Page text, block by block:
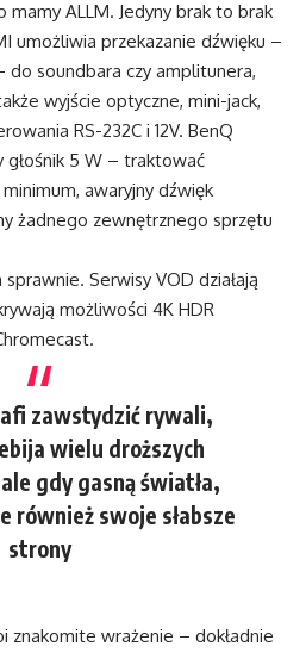
ALLM. Jedyny brak to brak
umożliwia przekazanie dźwięku –
do soundbara czy amplitunera,
wyjście optyczne, mini-jack,
RS-232C i 12V. BenQ
5 W – traktować
awaryjny dźwięk
żadnego zewnętrznego sprzętu
sprawnie. Serwisy VOD działają
możliwości 4K HDR
zawstydzić rywali,
wielu droższych
gdy gasną światła,
również swoje słabsze
strony
znakomite wrażenie – dokładnie